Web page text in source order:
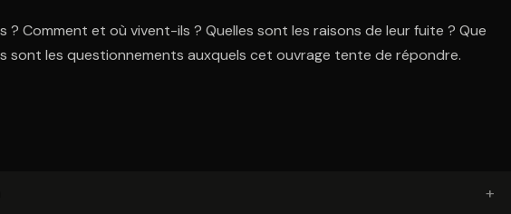
? Comment et où vivent-ils ? Quelles sont les raisons de leur fuite ? Que
sont les questionnements auxquels cet ouvrage tente de répondre.
+